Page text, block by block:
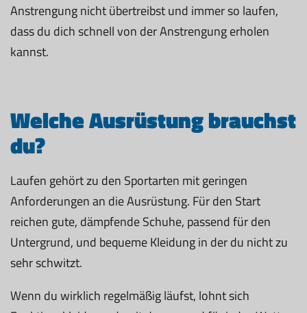
Anstrengung nicht übertreibst und immer so laufen,
dass du dich schnell von der Anstrengung erholen
kannst.
Welche Ausrüstung brauchst
du?
Laufen gehört zu den Sportarten mit geringen
Anforderungen an die Ausrüstung. Für den Start
reichen gute, dämpfende Schuhe, passend für den
Untergrund, und bequeme Kleidung in der du nicht zu
sehr schwitzt.
Wenn du wirklich regelmäßig läufst, lohnt sich